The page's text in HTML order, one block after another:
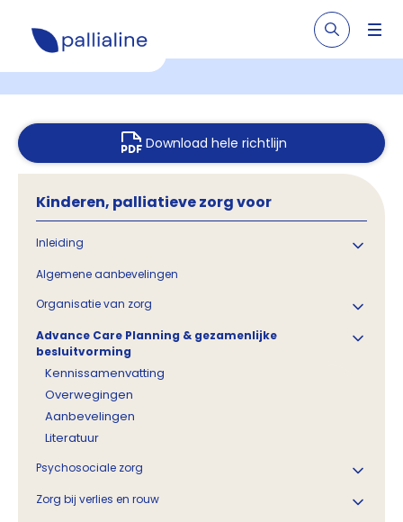
Download hele richtlijn
Kinderen, palliatieve zorg voor
Inleiding
Algemene aanbevelingen
Organisatie van zorg
Advance Care Planning & gezamenlijke
besluitvorming
Kennissamenvatting
Overwegingen
Aanbevelingen
Literatuur
Psychosociale zorg
Zorg bij verlies en rouw